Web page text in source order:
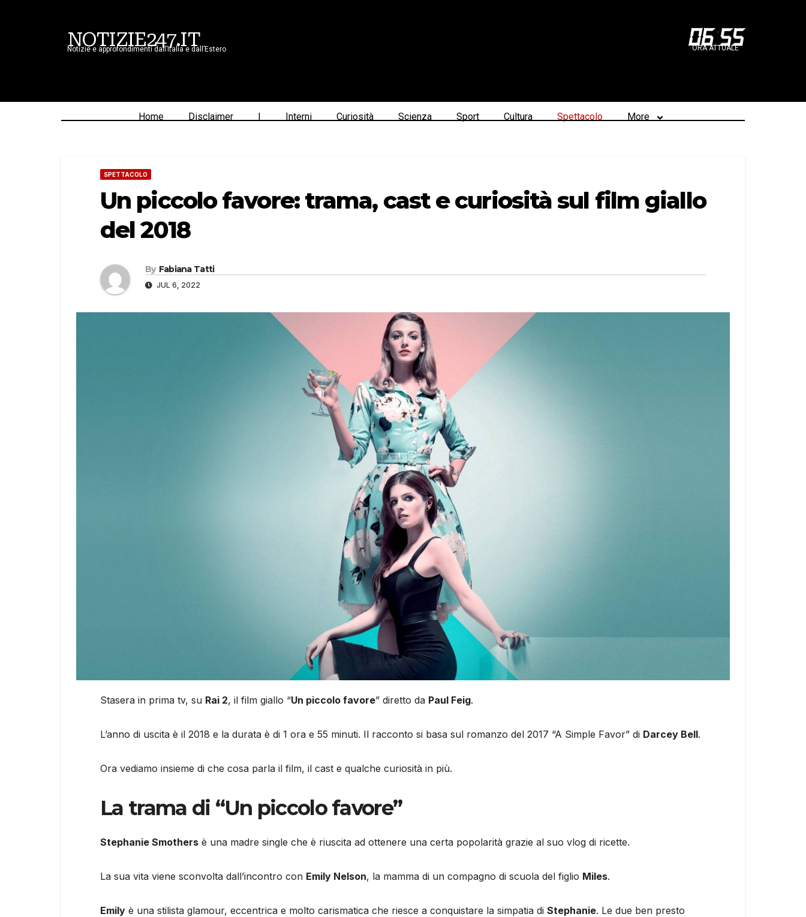
NOTIZIE247.IT
Notizie e approfondimenti dall’Italia e dall’Estero 06:55
ORA ATTUALE
Home Disclaimer | Interni Curiosità Scienza Sport Cultura Spettacolo More
SPETTACOLO
Un piccolo favore: trama, cast e curiosità sul film giallo
del 2018
By Fabiana Tatti
JUL 6, 2022
Stasera in prima tv, su Rai 2, il film giallo “Un piccolo favore” diretto da Paul Feig.
L’anno di uscita è il 2018 e la durata è di 1 ora e 55 minuti. Il racconto si basa sul romanzo del 2017 “A Simple Favor” di Darcey Bell.
Ora vediamo insieme di che cosa parla il film, il cast e qualche curiosità in più.
La trama di “Un piccolo favore”
Stephanie Smothers è una madre single che è riuscita ad ottenere una certa popolarità grazie al suo vlog di ricette.
La sua vita viene sconvolta dall’incontro con Emily Nelson, la mamma di un compagno di scuola del figlio Miles.
Emily è una stilista glamour, eccentrica e molto carismatica che riesce a conquistare la simpatia di Stephanie. Le due ben presto